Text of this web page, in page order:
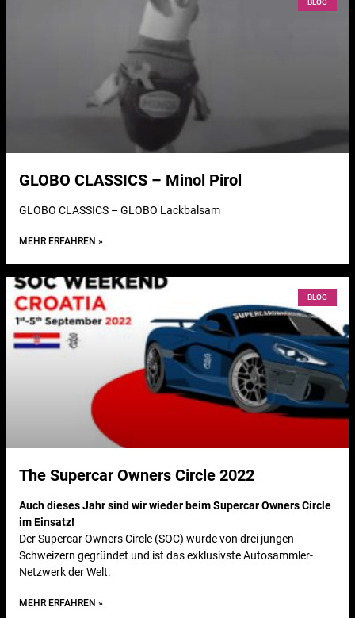
BLOG
GLOBO CLASSICS – Minol Pirol
GLOBO CLASSICS – GLOBO Lackbalsam
MEHR ERFAHREN »
BLOG
The Supercar Owners Circle 2022
Auch dieses Jahr sind wir wieder beim Supercar Owners Circle
im Einsatz!
Der Supercar Owners Circle (SOC) wurde von drei jungen
Schweizern gegründet und ist das exklusivste Autosammler-
Netzwerk der Welt.
MEHR ERFAHREN »